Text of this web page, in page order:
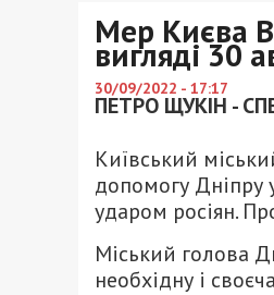
Мер Києва
вигляді 30
30/09/2022 - 17:17
ПЕТРО ЩУКІН -
Київський
допомогу Дніпру
ударом росіян.
Міський голова
необхідну і